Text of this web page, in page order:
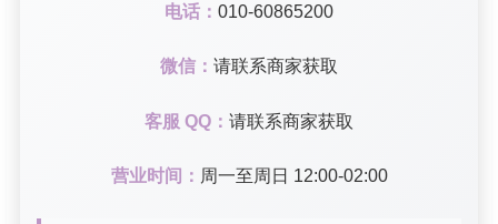
电话： 010-60865200
微信： 请联系商家获取
客服 QQ： 请联系商家获取
营业时间： 周一至周日 12:00-02:00